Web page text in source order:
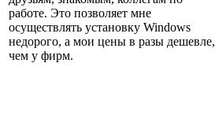
работе. Это позволяет мне
осуществлять установку Windows
недорого, а мои цены в разы дешевле,
чем у фирм.